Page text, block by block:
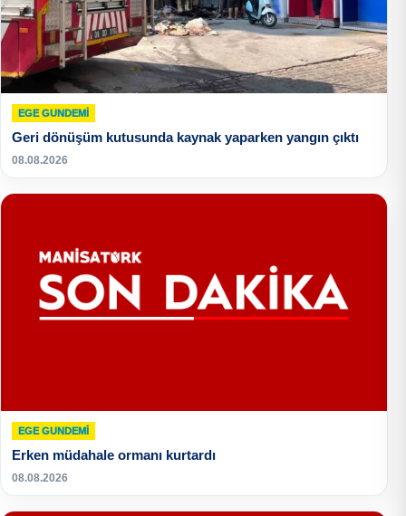
EGE GUNDEMİ
Geri dönüşüm kutusunda kaynak yaparken yangın çıktı
08.08.2026
EGE GUNDEMİ
Erken müdahale ormanı kurtardı
08.08.2026